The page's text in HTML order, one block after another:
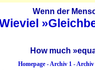
Wenn der
How much
Homepage-Archiv 1-Archiv